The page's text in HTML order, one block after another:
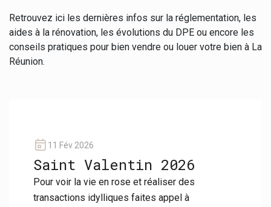
Retrouvez ici les dernières infos sur la réglementation, les
aides à la rénovation, les évolutions du DPE ou encore les
conseils pratiques pour bien vendre ou louer votre bien à La
Réunion.
11 Fév 2026
Saint Valentin 2026
Pour voir la vie en rose et réaliser des
transactions idylliques faites appel à